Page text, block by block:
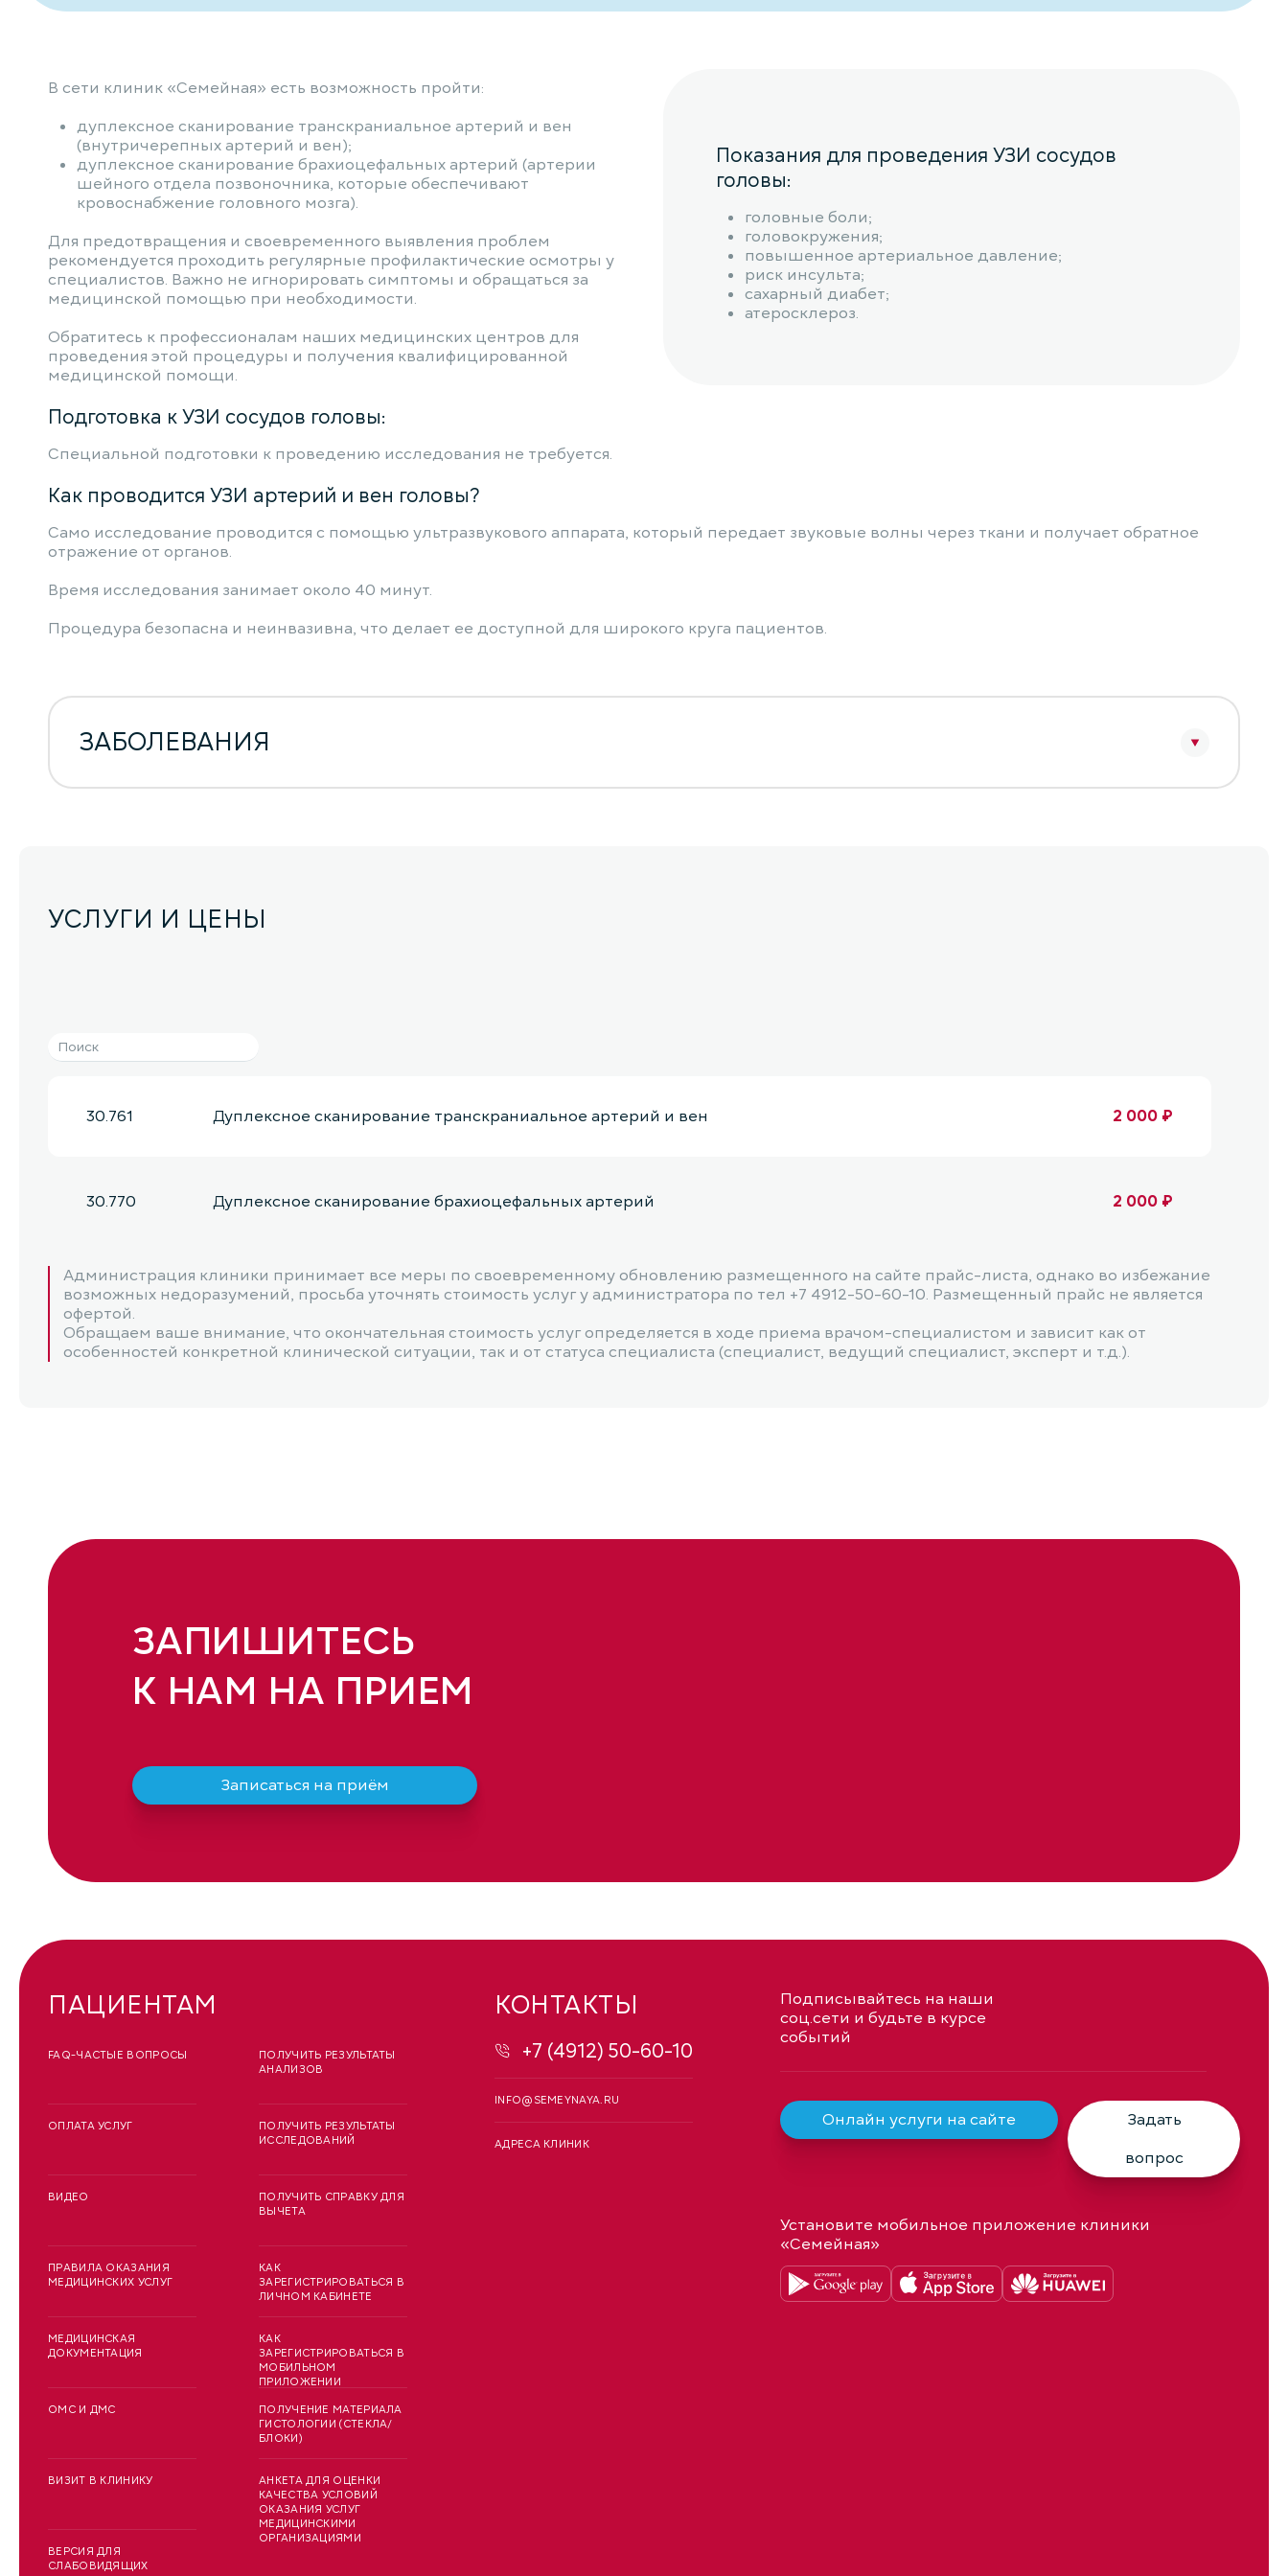
В сети клиник «Семейная» есть возможность пройти:
дуплексное сканирование транскраниальное артерий и вен
(внутричерепных артерий и вен);
дуплексное сканирование брахиоцефальных артерий (артерии
шейного отдела позвоночника, которые обеспечивают
кровоснабжение головного мозга).
Для предотвращения и своевременного выявления проблем
рекомендуется проходить регулярные профилактические осмотры у
специалистов. Важно не игнорировать симптомы и обращаться за
медицинской помощью при необходимости.
Обратитесь к профессионалам наших медицинских центров для
проведения этой процедуры и получения квалифицированной
медицинской помощи.
Показания для проведения УЗИ сосудов
головы:
головные боли;
головокружения;
повышенное артериальное давление;
риск инсульта;
сахарный диабет;
атеросклероз.
Подготовка к УЗИ сосудов головы:
Специальной подготовки к проведению исследования не требуется.
Как проводится УЗИ артерий и вен головы?
Само исследование проводится с помощью ультразвукового аппарата, который передает звуковые волны через ткани и получает обратное
отражение от органов.
Время исследования занимает около 40 минут.
Процедура безопасна и неинвазивна, что делает ее доступной для широкого круга пациентов.
ЗАБОЛЕВАНИЯ
УСЛУГИ И ЦЕНЫ
30.761 Дуплексное сканирование транскраниальное артерий и вен 2 000 ₽
30.770 Дуплексное сканирование брахиоцефальных артерий 2 000 ₽
Администрация клиники принимает все меры по своевременному обновлению размещенного на сайте прайс-листа, однако во избежание
возможных недоразумений, просьба уточнять стоимость услуг у администратора по тел +7 4912-50-60-10. Размещенный прайс не является
офертой.
Обращаем ваше внимание, что окончательная стоимость услуг определяется в ходе приема врачом-специалистом и зависит как от
особенностей конкретной клинической ситуации, так и от статуса специалиста (специалист, ведущий специалист, эксперт и т.д.).
ЗАПИШИТЕСЬ
К НАМ НА ПРИЕМ
Записаться на приём
ПАЦИЕНТАМ
FAQ-ЧАСТЫЕ ВОПРОСЫ
ОПЛАТА УСЛУГ
ВИДЕО
ПРАВИЛА ОКАЗАНИЯ
МЕДИЦИНСКИХ УСЛУГ
МЕДИЦИНСКАЯ
ДОКУМЕНТАЦИЯ
ОМС И ДМС
ВИЗИТ В КЛИНИКУ
ВЕРСИЯ ДЛЯ
СЛАБОВИДЯЩИХ
ПОЛУЧИТЬ РЕЗУЛЬТАТЫ
АНАЛИЗОВ
ПОЛУЧИТЬ РЕЗУЛЬТАТЫ
ИССЛЕДОВАНИЙ
ПОЛУЧИТЬ СПРАВКУ ДЛЯ
ВЫЧЕТА
КАК
ЗАРЕГИСТРИРОВАТЬСЯ В
ЛИЧНОМ КАБИНЕТЕ
КАК
ЗАРЕГИСТРИРОВАТЬСЯ В
МОБИЛЬНОМ
ПРИЛОЖЕНИИ
ПОЛУЧЕНИЕ МАТЕРИАЛА
ГИСТОЛОГИИ (СТЕКЛА/
БЛОКИ)
АНКЕТА ДЛЯ ОЦЕНКИ
КАЧЕСТВА УСЛОВИЙ
ОКАЗАНИЯ УСЛУГ
МЕДИЦИНСКИМИ
ОРГАНИЗАЦИЯМИ
КОНТАКТЫ
+7 (4912) 50-60-10
INFO@SEMEYNAYA.RU
АДРЕСА КЛИНИК
Подписывайтесь на наши
соц.сети и будьте в курсе
событий
Онлайн услуги на сайте
Задать
вопрос
Установите мобильное приложение клиники
«Семейная»